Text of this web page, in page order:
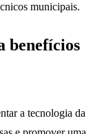
municipais.
benefícios
a tecnologia da